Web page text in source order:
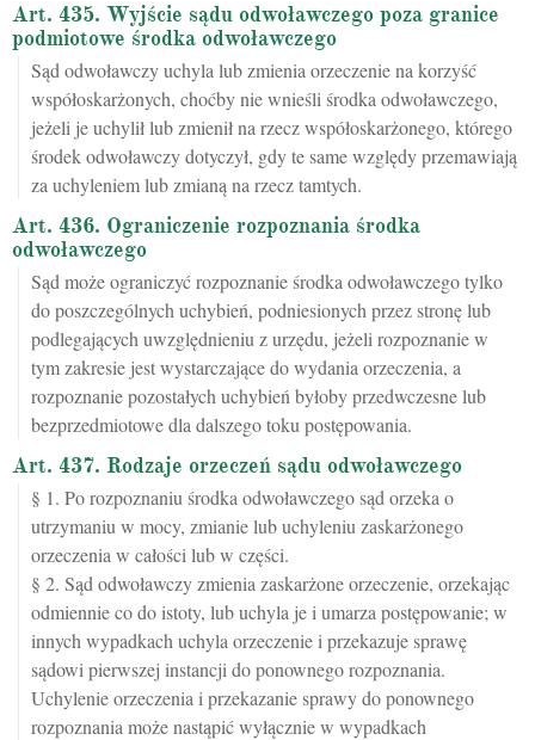
Art. 435. Wyjście sądu odwoławczego poza granice
podmiotowe środka odwoławczego
Sąd odwoławczy uchyla lub zmienia orzeczenie na korzyść
współoskarżonych, choćby nie wnieśli środka odwoławczego,
jeżeli je uchylił lub zmienił na rzecz współoskarżonego, którego
środek odwoławczy dotyczył, gdy te same względy przemawiają
za uchyleniem lub zmianą na rzecz tamtych.
Art. 436. Ograniczenie rozpoznania środka
odwoławczego
Sąd może ograniczyć rozpoznanie środka odwoławczego tylko
do poszczególnych uchybień, podniesionych przez stronę lub
podlegających uwzględnieniu z urzędu, jeżeli rozpoznanie w
tym zakresie jest wystarczające do wydania orzeczenia, a
rozpoznanie pozostałych uchybień byłoby przedwczesne lub
bezprzedmiotowe dla dalszego toku postępowania.
Art. 437. Rodzaje orzeczeń sądu odwoławczego
§ 1. Po rozpoznaniu środka odwoławczego sąd orzeka o
utrzymaniu w mocy, zmianie lub uchyleniu zaskarżonego
orzeczenia w całości lub w części.
§ 2. Sąd odwoławczy zmienia zaskarżone orzeczenie, orzekając
odmiennie co do istoty, lub uchyla je i umarza postępowanie; w
innych wypadkach uchyla orzeczenie i przekazuje sprawę
sądowi pierwszej instancji do ponownego rozpoznania.
Uchylenie orzeczenia i przekazanie sprawy do ponownego
rozpoznania może nastąpić wyłącznie w wypadkach